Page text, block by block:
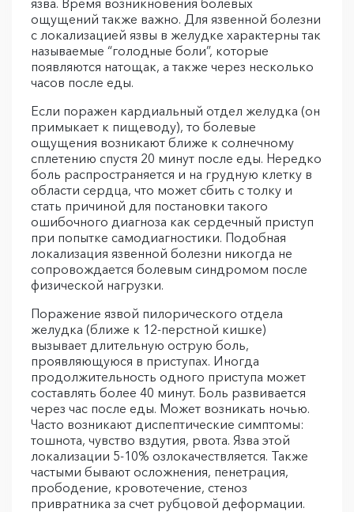
язва. Время возникновения болевых
ощущений также важно. Для язвенной болезни
с локализацией язвы в желудке характерны так
называемые “голодные боли”, которые
появляются натощак, а также через несколько
часов после еды.
Если поражен кардиальный отдел желудка (он
примыкает к пищеводу), то болевые
ощущения возникают ближе к солнечному
сплетению спустя 20 минут после еды. Нередко
боль распространяется и на грудную клетку в
области сердца, что может сбить с толку и
стать причиной для постановки такого
ошибочного диагноза как сердечный приступ
при попытке самодиагностики. Подобная
локализация язвенной болезни никогда не
сопровождается болевым синдромом после
физической нагрузки.
Поражение язвой пилорического отдела
желудка (ближе к 12-перстной кишке)
вызывает длительную острую боль,
проявляющуюся в приступах. Иногда
продолжительность одного приступа может
составлять более 40 минут. Боль развивается
через час после еды. Может возникать ночью.
Часто возникают диспептические симптомы:
тошнота, чувство вздутия, рвота. Язва этой
локализации 5-10% озлокачествляется. Также
частыми бывают осложнения, пенетрация,
прободение, кровотечение, стеноз
привратника за счет рубцовой деформации.